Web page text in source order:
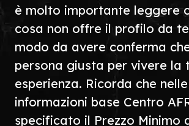
è molto importante leggere
cosa non offre il profilo da
modo da avere conferma
persona giusta per vivere la
esperienza. Ricorda che nelle
informazioni base Centro
specificato il Prezzo Minimo